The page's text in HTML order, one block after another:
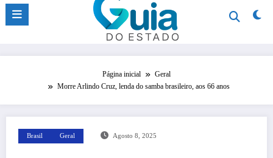
Página inicial
Geral
Morre Arlindo Cruz, lenda do samba brasileiro, aos 66 anos
Brasil Geral Agosto 8, 2025